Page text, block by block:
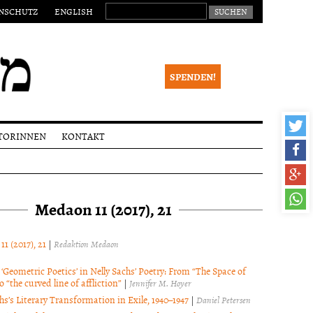
ENGLISH SUCHEN NACH:
SPENDEN!
Begutachtung
KONTAKT
Medaon 11 (2017), 21
(2017), 21 |Redaktion Medaon
Poetics’ in Nelly Sachs’ Poetry: From “The Space of
“the curved line of affliction” | Jennifer M. Hoyer
Literary Transformation in Exile, 1940–1947 |Daniel Petersen